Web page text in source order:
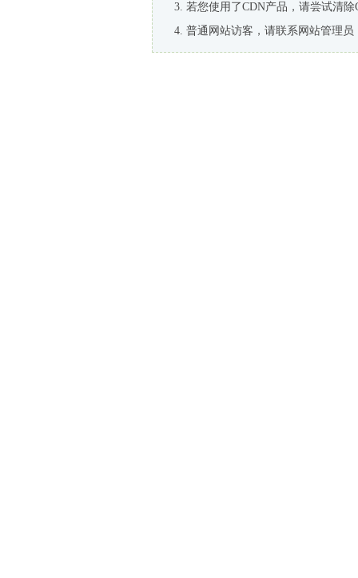
若您使用了CDN产品，请尝试清除
普通网站访客，请联系网站管理员